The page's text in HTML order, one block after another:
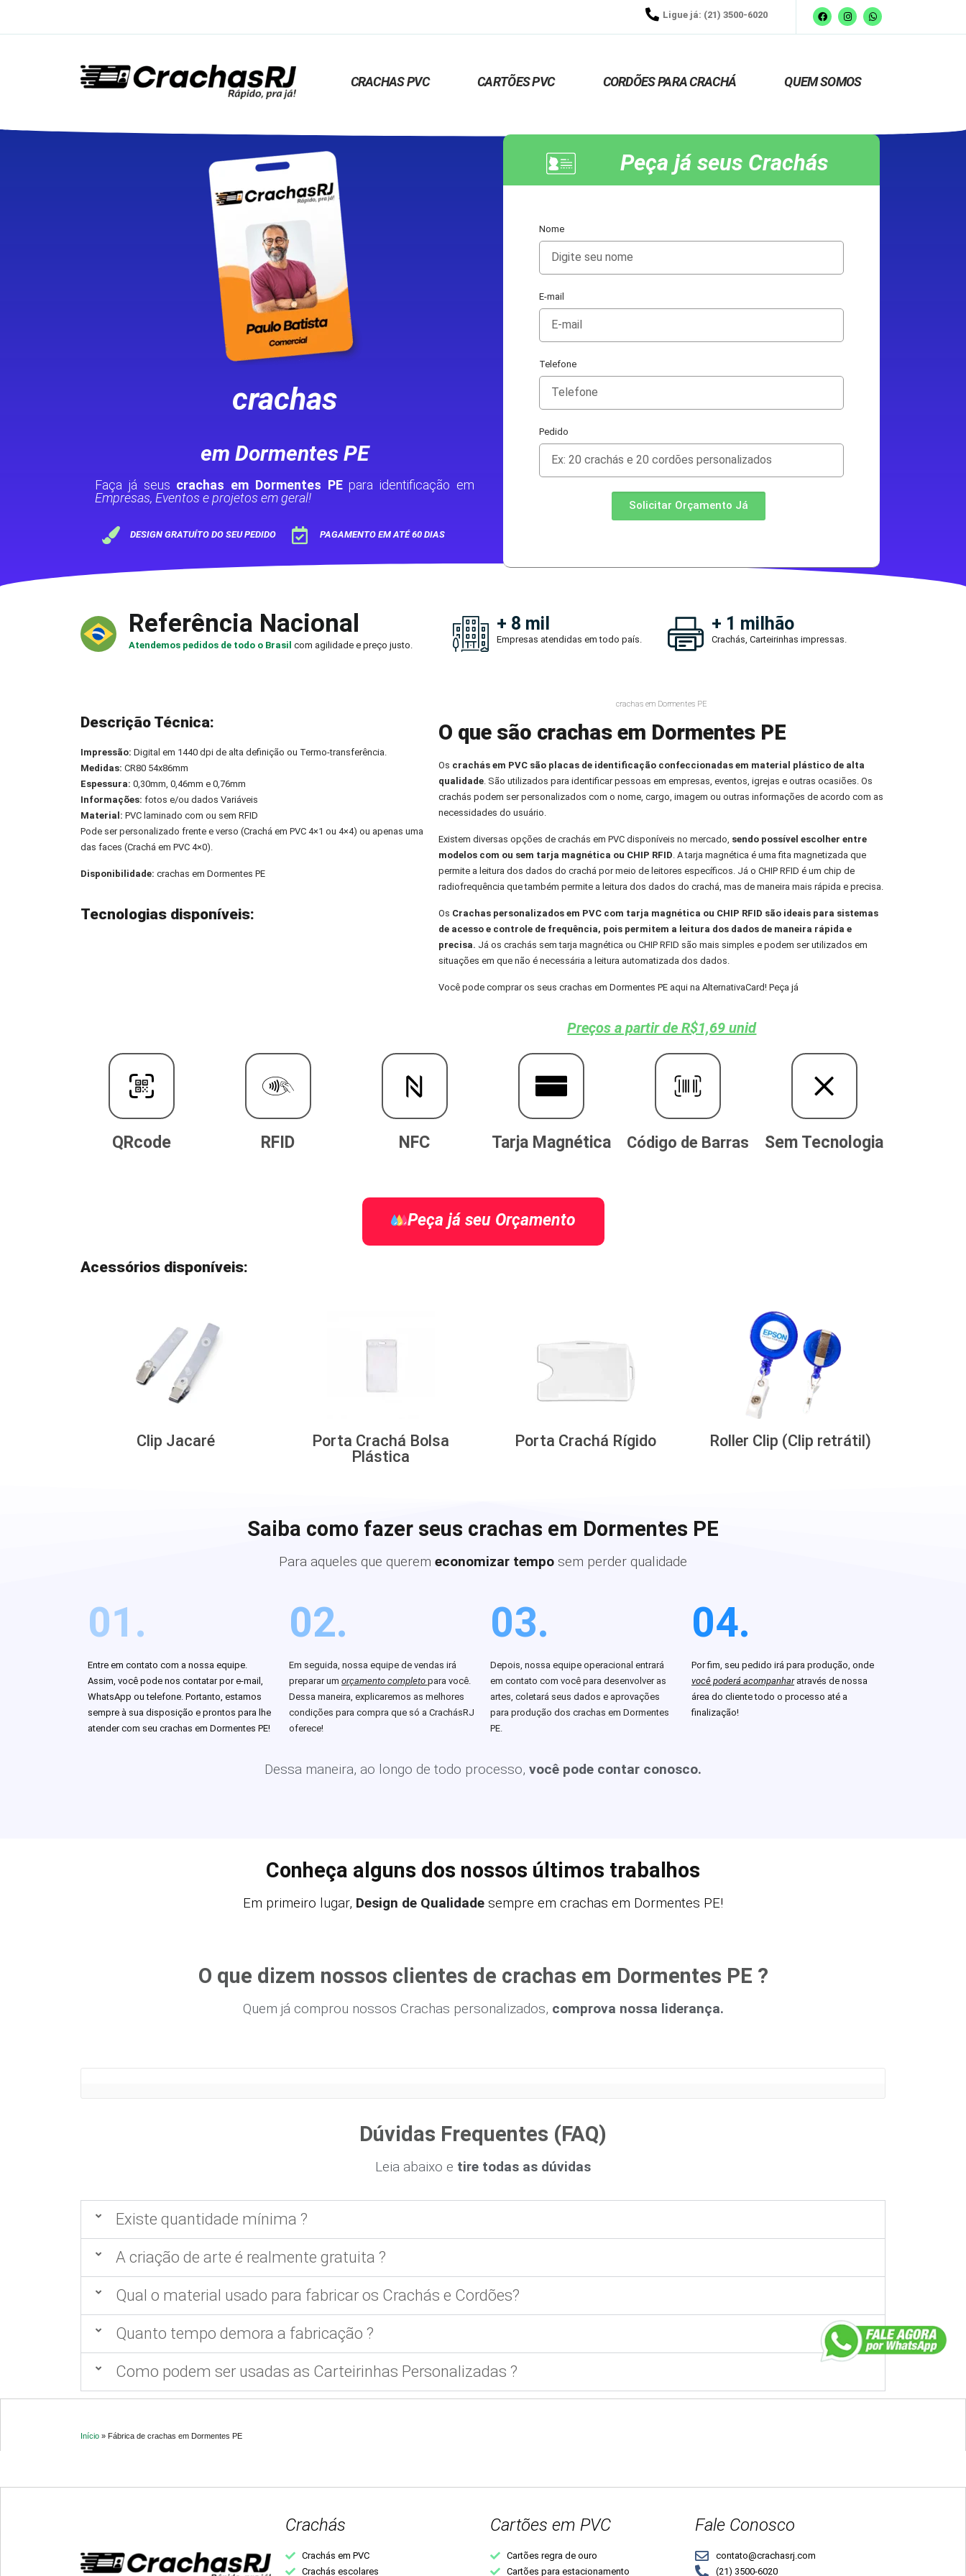
Ligue já: (21) 3500-6020
CRACHAS PVC CARTÕES PVC CORDÕES PARA CRACHÁ QUEM SOMOS
crachas
em Dormentes PE
Faça já seus crachas em Dormentes PEpara identificação em
Empresas, Eventos e projetos em geral!
DESIGN GRATUÍTO DO SEU PEDIDO PAGAMENTO EM ATÉ 60 DIAS
Peça já seus Crachás
Nome
E-mail
Telefone
Pedido
Solicitar Orçamento Já
Referência Nacional
Atendemos pedidos de todo o Brasil com agilidade e preço justo.
+ 8 mil
Empresas atendidas em todo país.
+ 1 milhão
Crachás, Carteirinhas impressas.
Descrição Técnica:
Impressão: Digital em 1440 dpi de alta definição ou Termo-transferência.
Medidas: CR80 54x86mm
Espessura: 0,30mm, 0,46mm e 0,76mm
Informações: fotos e/ou dados Variáveis
Material: PVC laminado com ou sem RFID
Pode ser personalizado frente e verso (Crachá em PVC 4×1 ou 4×4) ou apenas uma
das faces (Crachá em PVC 4×0).
Disponibilidade: crachas em Dormentes PE
Tecnologias disponíveis:
crachas em Dormentes PE
O que são crachas em Dormentes PE
Os crachás em PVC são placas de identificação confeccionadas em material plástico de alta
qualidade. São utilizados para identificar pessoas em empresas, eventos, igrejas e outras ocasiões. Os
crachás podem ser personalizados com o nome, cargo, imagem ou outras informações de acordo com as
necessidades do usuário.
Existem diversas opções de crachás em PVC disponíveis no mercado, sendo possível escolher entre
modelos com ou sem tarja magnética ou CHIP RFID . A tarja magnética é uma fita magnetizada que
permite a leitura dos dados do crachá por meio de leitores específicos. Já o CHIP RFID é um chip de
radiofrequência que também permite a leitura dos dados do crachá, mas de maneira mais rápida e precisa.
Os Crachas personalizadosem PVC com tarja magnética ou CHIP RFID são ideais para sistemas
de acesso e controle de frequência, pois permitem a leitura dos dados de maneira rápida e
precisa. Já os crachás sem tarja magnética ou CHIP RFID são mais simples e podem ser utilizados em
situações em que não é necessária a leitura automatizada dos dados.
Você pode comprar os seus crachas em Dormentes PE aqui na AlternativaCard! Peça já
Preços a partir de R$1,69 unid
QRcode RFID NFC Tarja Magnética Código de Barras Sem Tecnologia
Peça já seu Orçamento
Acessórios disponíveis:
Clip Jacaré
Porta Crachá Bolsa
Plástica
Porta Crachá Rígido Roller Clip (Clip retrátil)
Saiba como fazer seus crachas em Dormentes PE
Para aqueles que querem economizar tempo sem perder qualidade
01.
Entre em contato com a nossa equipe.
Assim, você pode nos contatar por e-mail,
WhatsApp ou telefone. Portanto, estamos
sempre à sua disposição e prontos para lhe
atender com seu crachas em Dormentes PE!
02.
Em seguida, nossa equipe de vendas irá
preparar um orçamento completo para você.
Dessa maneira, explicaremos as melhores
condições para compra que só a CrachásRJ
oferece!
03.
Depois, nossa equipe operacional entrará
em contato com você para desenvolver as
artes, coletará seus dados e aprovações
para produção dos crachas em Dormentes
PE.
04.
Por fim, seu pedido irá para produção, onde
você poderá acompanharatravés de nossa
área do cliente todo o processo até a
finalização!
Dessa maneira, ao longo de todo processo, você pode contar conosco.
Conheça alguns dos nossos últimos trabalhos
Em primeiro lugar, Design de Qualidade sempre em crachas em Dormentes PE!
O que dizem nossos clientes de crachas em Dormentes PE ?
Quem já comprou nossos Crachas personalizados, comprova nossa liderança.
Dúvidas Frequentes (FAQ)
Leia abaixo e tire todas as dúvidas
Existe quantidade mínima ?
A criação de arte é realmente gratuita ?
Qual o material usado para fabricar os Crachás e Cordões?
Quanto tempo demora a fabricação ?
Como podem ser usadas as Carteirinhas Personalizadas ?
Início » Fábrica de crachas em Dormentes PE
Crachás
Crachás em PVC
Crachás escolares
Cartões em PVC
Cartões regra de ouro
Cartões para estacionamento
Fale Conosco
contato@crachasrj.com
(21) 3500-6020